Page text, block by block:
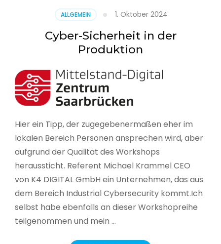
seinen
Lagebericht
zur
in
Deutschland
ALLGEMEIN 1. Oktober 2024
Cyber-Sicherheit in der
Produktion
Hier ein Tipp, der zugegebenermaßen eher im
lokalen Bereich Personen ansprechen wird, aber
aufgrund der Qualität des Workshops
heraussticht. Referent Michael Krammel CEO
von K4 DIGITAL GmbH ein Unternehmen, das aus
dem Bereich Industrial Cybersecurity kommt.Ich
selbst habe ebenfalls an dieser Workshopreihe
teilgenommen und mein …